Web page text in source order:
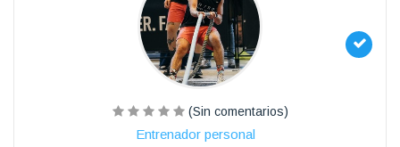
(Sin comentarios)
Entrenador personal